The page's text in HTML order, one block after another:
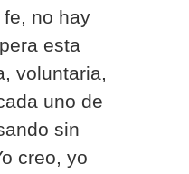
no hay
esta
voluntaria,
uno de
sin
creo, yo